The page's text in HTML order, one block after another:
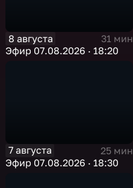
8 августа
31 мин
Эфир 07.08.2026 · 18:20
7 августа
25 мин
Эфир 07.08.2026 · 18:30